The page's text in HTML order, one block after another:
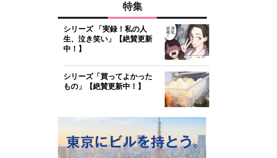
特集
シリーズ 「実録！私の人
生、泣き笑い」【絶賛更新
中！】
シリーズ「買ってよかった
もの」【絶賛更新中！】